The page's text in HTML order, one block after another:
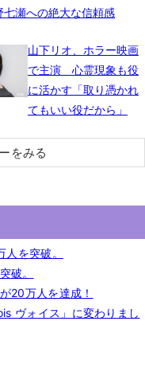
七瀬への絶大な信頼感
山下リオ、ホラー映画
で主演 心霊現象も役
に活かす「取り憑かれ
てもいい役だから」
をみる
を突破。
破。
20万人を達成！
ヴォイス」に変わりまし